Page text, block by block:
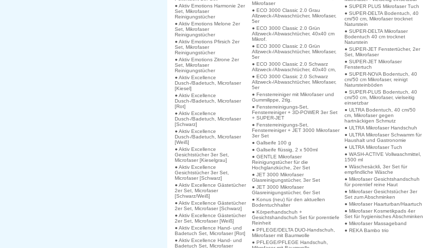
● Aktiv Emotions Harmonie 2er
Set, Mikrofaser
Reinigungstücher
● Aktiv Emotions Melone 2er
Set, Mikrofaser
Reinigungstücher
● Aktiv Emotions Pfirsich 2er
Set, Mikrofaser
Reinigungstücher
● Aktiv Emotions Zitrone 2er
Set, Mikrofaser
Reinigungstücher
● Aktiv Excellence
Dusch-/Badetuch, Microfaser
[Kiesel]
● Aktiv Excellence
Dusch-/Badetuch, Microfaser
[Rot]
● Aktiv Excellence
Dusch-/Badetuch, Microfaser
[Schwarz]
● Aktiv Excellence
Dusch-/Badetuch, Microfaser
[Weiß]
● Aktiv Excellence
Gesichtstücher 3er Set,
Microfaser [Kieselgrau]
● Aktiv Excellence
Gesichtstücher 3er Set,
Microfaser [Schwarz]
● Aktiv Excellence Gästetücher
2er Set, Microfaser
[Schwarz/Weiß]
● Aktiv Excellence Gästetücher
2er Set, Microfaser [Schwarz]
● Aktiv Excellence Gästetücher
2er Set, Microfaser [Weiß]
● Aktiv Excellence Hand- und
Badetuch Set, Microfaser [Rot]
● Aktiv Excellence Hand- und
Badetuch Set, Microfaser
Mikrofaser
● ECO 3000 Classic 2.0 Grau
Allzweck-/Abwaschtücher, Mikrofaser,
5er
● ECO 3000 Classic 2.0 Grün
Allzweck-/Abwaschtücher, 40x40 cm
Mikrof.
● ECO 3000 Classic 2.0 Grün
Allzweck-/Abwaschtücher, Mikrofaser,
5er
● ECO 3000 Classic 2.0 Schwarz
Allzweck-/Abwaschtücher, 40x40 cm,
● ECO 3000 Classic 2.0 Schwarz
Allzweck-/Abwaschtücher, Mikrofaser,
5er
● Fensterreiniger mit Mikrofaser und
Gummilippe, 2tlg.
● Fensterreinigungs-Set,
Fensterreiniger + 3D-POWER 3er Set
+ SUPER-JET
● Fensterreinigungs-Set,
Fensterreiniger + JET 3000 Mikrofaser
3er Set
● Gallseife 100 g
● Gallseife flüssig, 2 x 500ml
● GENTLE Mikrofaser
Reinigungstücher für die
Hochglanzküche, 2er Set
● JET 3000 Mikrofaser
Glasreinigungstücher, 3er Set
● JET 3000 Mikrofaser
Glasreinigungstücher, 6er Set
● Konus (neu) für den aktuellen
Bodentuchhalter
● Körperhandschuh +
Gesichtshandschuh Set für porentiefe
Reinheit
● PFLEGE/DELTA DUO-Handschuh,
Mikrofaser mit Baumwolle
● PFLEGE/PFLEGE Handschuh,
● SUPER PLUS Mikrofaser Tuch
● SUPER-DELTA Bodentuch, 40
cm/50 cm, Mikrofaser trocknet
Naturstein
● SUPER-DELTA Mikrofaser
Bodentuch 40 cm trocknet
Naturstein
● SUPER-JET Fenstertücher, 2er
Set, Mikrofaser
● SUPER-JET Mikrofaser
Fenstertuch
● SUPER-NOVA Bodentuch, 40
cm/50 cm Mikrofaser, reinigt
Natursteinböden
● SUPER-PLUS Bodentuch, 40
cm/50 cm, Mikrofaser, vielseitig
einsetzbar
● ULTRA Bodentuch, 40 cm/50
cm, Mikrofaser gegen
hartnäckigen Schmutz
● ULTRA Mikrofaser Handschuh
● ULTRA Mikrofaser Schwamm für
Haushalt und Gastronomie
● ULTRA Mikrofaser Tuch
● WASH-ACTIVE Vollwaschmittel,
1500 ml
● Wäschesäckli, 3er Set für
empfindliche Wäsche
● Mikrofaser Gesichtshandschuh
für porentief reine Haut
● Mikrofaser Gesichtstücher 3er
Set zum Abschminken
● Mikrofaser Haarturban/Haartuch
● Mikrofaser Kosmetikpads 4er
Set für hygienisches Abschminken
● Mikrofaser Massageband
● REKA Bambo trio